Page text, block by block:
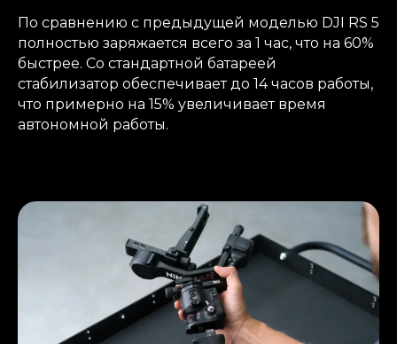
По сравнению с предыдущей моделью DJI RS 5
полностью заряжается всего за 1 час, что на 60%
быстрее. Со стандартной батареей
стабилизатор обеспечивает до 14 часов работы,
что примерно на 15% увеличивает время
автономной работы.